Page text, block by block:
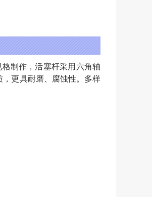
格制作，活塞杆采用六角轴
更具耐磨、腐蚀性。多样